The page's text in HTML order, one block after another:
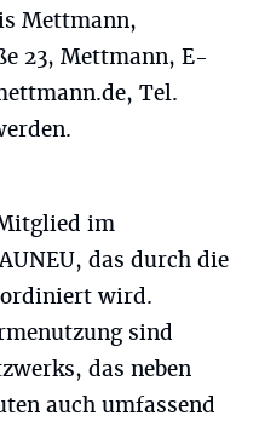
Mettmann,
23, Mettmann, E-
, Tel.
im
das durch die
wird.
sind
das neben
auch umfassend